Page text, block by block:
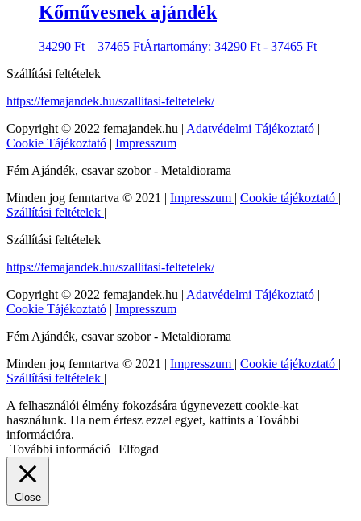
Kőművesnek ajándék
34290 Ft – 37465 FtÁrtartomány: 34290 Ft - 37465 Ft
Szállítási feltételek
https://femajandek.hu/szallitasi-feltetelek/
Copyright © 2022 femajandek.hu | Adatvédelmi Tájékoztató |
Cookie Tájékoztató | Impresszum
Fém Ajándék, csavar szobor - Metaldiorama
Minden jog fenntartva © 2021 | Impresszum | Cookie tájékoztató |
Szállítási feltételek |
Szállítási feltételek
https://femajandek.hu/szallitasi-feltetelek/
Copyright © 2022 femajandek.hu | Adatvédelmi Tájékoztató |
Cookie Tájékoztató | Impresszum
Fém Ajándék, csavar szobor - Metaldiorama
Minden jog fenntartva © 2021 | Impresszum | Cookie tájékoztató |
Szállítási feltételek |
A felhasználói élmény fokozására úgynevezett cookie-kat
használunk. Ha nem értesz ezzel egyet, kattints a További
információra.
További információ Elfogad
Close